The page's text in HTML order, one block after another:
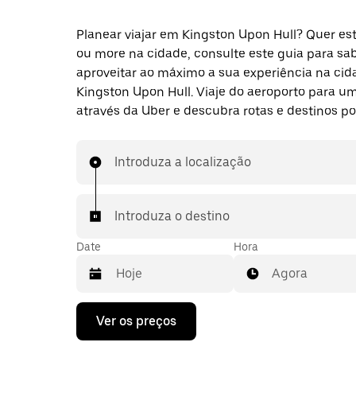
Planear viajar em Kingston Upon Hull? Quer
ou more na cidade, consulte este guia para
aproveitar ao máximo a sua experiência na
Kingston Upon Hull. Viaje do aeroporto para
através da Uber e descubra rotas e destinos
Introduza a localização
Introduza o destino
Date
Prima
tecla
Hora
Agora
Ver os preços